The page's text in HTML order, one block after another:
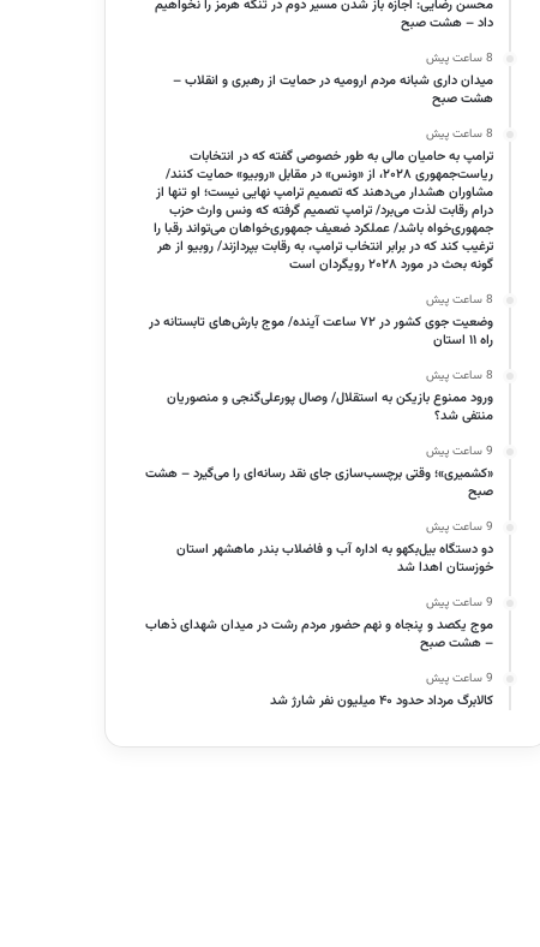
محسن رضایی: اجازه باز شدن مسیر دوم در تنگه هرمز را نخواهیم
داد – هشت صبح
8 ساعت پیش
میدان داری شبانه مردم ارومیه در حمایت از رهبری و انقلاب –
هشت صبح
8 ساعت پیش
ترامپ به حامیان مالی به طور خصوصی گفته که در انتخابات
ریاست‌جمهوری ۲۰۲۸، از «ونس» در مقابل «روبیو» حمایت کنند/
مشاوران هشدار می‌دهند که تصمیم ترامپ نهایی نیست؛ او تنها از
درام رقابت لذت می‌برد/ ترامپ تصمیم گرفته که ونس وارث حزب
جمهوری‌خواه باشد/ عملکرد ضعیف جمهوری‌خواهان می‌تواند رقبا را
ترغیب کند که در برابر انتخاب ترامپ، به رقابت بپردازند/ روبیو از هر
گونه بحث در مورد ۲۰۲۸ رویگردان است
8 ساعت پیش
وضعیت جوی کشور در ۷۲ ساعت آینده/ موج بارش‌های تابستانه در
راه ۱۱ استان
8 ساعت پیش
ورود ممنوع بازیکن به استقلال/ وصال پورعلی‌گنجی و منصوریان
منتفی شد؟
9 ساعت پیش
«کشمیری»؛ وقتی برچسب‌سازی جای نقد رسانه‌ای را می‌گیرد – هشت
صبح
9 ساعت پیش
دو دستگاه بیل‌بکهو به اداره آب و فاضلاب بندر ماهشهر استان
خوزستان اهدا شد
9 ساعت پیش
موج یکصد و پنجاه و نهم حضور مردم رشت در میدان شهدای ذهاب
– هشت صبح
9 ساعت پیش
کالابرگ مرداد حدود ۴۰‌ میلیون نفر شارژ شد